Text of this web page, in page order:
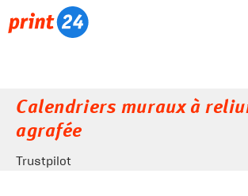
Calendriers muraux à
agrafée
Trustpilot